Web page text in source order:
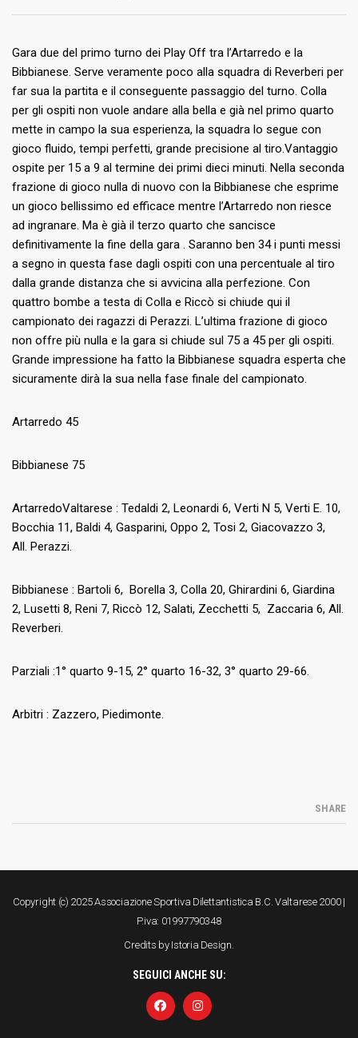
Gara due del primo turno dei Play Off tra l’Artarredo e la
Bibbianese. Serve veramente poco alla squadra di Reverberi per
far sua la partita e il conseguente passaggio del turno. Colla
per gli ospiti non vuole andare alla bella e già nel primo quarto
mette in campo la sua esperienza, la squadra lo segue con
gioco fluido, tempi perfetti, grande precisione al tiro.Vantaggio
ospite per 15 a 9 al termine dei primi dieci minuti. Nella seconda
frazione di gioco nulla di nuovo con la Bibbianese che esprime
un gioco bellissimo ed efficace mentre l’Artarredo non riesce
ad ingranare. Ma è già il terzo quarto che sancisce
definitivamente la fine della gara . Saranno ben 34 i punti messi
a segno in questa fase dagli ospiti con una percentuale al tiro
dalla grande distanza che si avvicina alla perfezione. Con
quattro bombe a testa di Colla e Riccò si chiude qui il
campionato dei ragazzi di Perazzi. L’ultima frazione di gioco
non offre più nulla e la gara si chiude sul 75 a 45 per gli ospiti.
Grande impressione ha fatto la Bibbianese squadra esperta che
sicuramente dirà la sua nella fase finale del campionato.
Artarredo 45
Bibbianese 75
ArtarredoValtarese : Tedaldi 2, Leonardi 6, Verti N 5, Verti E. 10,
Bocchia 11, Baldi 4, Gasparini, Oppo 2, Tosi 2, Giacovazzo 3,
All. Perazzi.
Bibbianese : Bartoli 6, Borella 3, Colla 20, Ghirardini 6, Giardina
2, Lusetti 8, Reni 7, Riccò 12, Salati, Zecchetti 5, Zaccaria 6, All.
Reverberi.
Parziali :1° quarto 9-15, 2° quarto 16-32, 3° quarto 29-66.
Arbitri : Zazzero, Piedimonte.
SHARE
Copyright (c) 2025 Associazione Sportiva Dilettantistica B.C. Valtarese 2000 |
P.iva: 01997790348
Credits by Istoria Design.
SEGUICI ANCHE SU: